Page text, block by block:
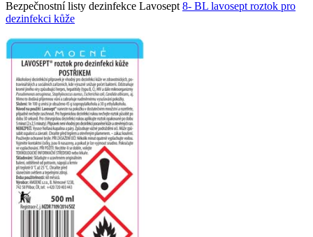
Bezpečnostní listy dezinfekce Lavosept 8- BL lavosept roztok pro
dezinfekci kůže